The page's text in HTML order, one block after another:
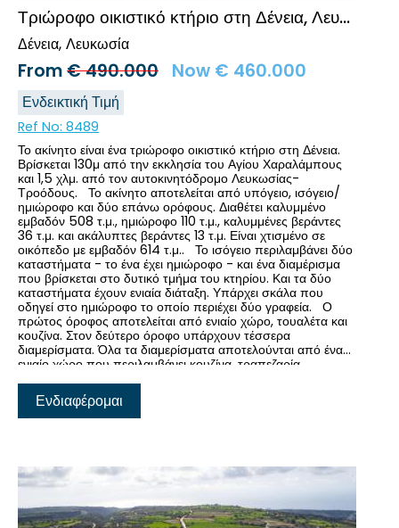
Τριώροφο οικιστικό κτήριο στη Δένεια, Λευκωσία
Δένεια Λευκωσία
From€490.000 Now € 460.000
Ενδεικτική Τιμή
Ref No: 8489
Το ακίνητο είναι ένα τριώροφο οικιστικό κτήριο στη Δένεια.
Βρίσκεται 130μ από την εκκλησία του Αγίου Χαραλάμπους
και 1,5 χλμ. από τον αυτοκινητόδρομο Λευκωσίας-
Τροόδους. Το ακίνητο αποτελείται από υπόγειο, ισόγειο/
ημιώροφο και δύο επάνω ορόφους. Διαθέτει καλυμμένο
εμβαδόν 508 τ.μ., ημιώροφο 110 τ.μ., καλυμμένες βεράντες
36 τ.μ. και ακάλυπτες βεράντες 13 τ.μ. Είναι χτισμένο σε
οικόπεδο με εμβαδόν 614 τ.μ.. Το ισόγειο περιλαμβάνει δύο
καταστήματα - το ένα έχει ημιώροφο - και ένα διαμέρισμα
που βρίσκεται στο δυτικό τμήμα του κτηρίου. Και τα δύο
καταστήματα έχουν ενιαία διάταξη. Υπάρχει σκάλα που
οδηγεί στο ημιώροφο το οποίο περιέχει δύο γραφεία. Ο
πρώτος όροφος αποτελείται από ενιαίο χώρο, τουαλέτα και
κουζίνα. Στον δεύτερο όροφο υπάρχουν τέσσερα
διαμερίσματα. Όλα τα διαμερίσματα αποτελούνται από έναν
ενιαίο χώρο που περιλαμβάνει κουζίνα, τραπεζαρία,
χρησιμοποιείται ως χώρος στάθμευσης. Το ακίνητο
βρίσκεται σε κοντινή απόσταση από ανέσεις και προσφέρει
εύκολη πρόσβαση στα βουνά.
Ενδιαφέρομαι